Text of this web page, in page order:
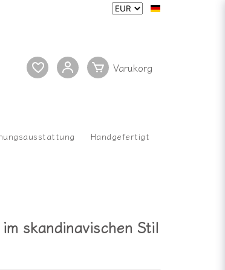
Handgefertigt
skandinavischen Stil